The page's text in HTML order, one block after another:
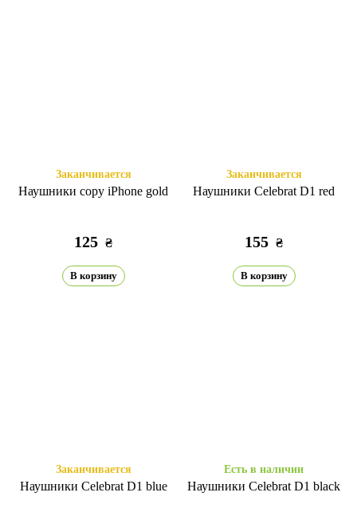
Заканчивается
Наушники copy iPhone gold
125 ₴
В корзину
Заканчивается
Наушники Celebrat D1 red
155 ₴
В корзину
Заканчивается
Наушники Celebrat D1 blue
Есть в наличии
Наушники Celebrat D1 black